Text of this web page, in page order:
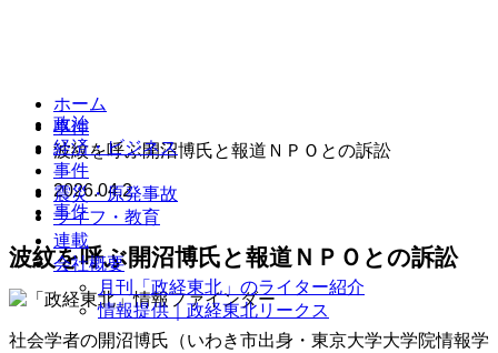
政治
経済・ビジネス
事件
震災・原発事故
ライフ・教育
連載
会社概要
月刊「政経東北」のライター紹介
情報提供｜政経東北リークス
ホーム
事件
波紋を呼ぶ開沼博氏と報道ＮＰＯとの訴訟
2026.04.2
事件
波紋を呼ぶ開沼博氏と報道ＮＰＯとの訴訟
社会学者の開沼博氏（いわき市出身・東京大学大学院情報学